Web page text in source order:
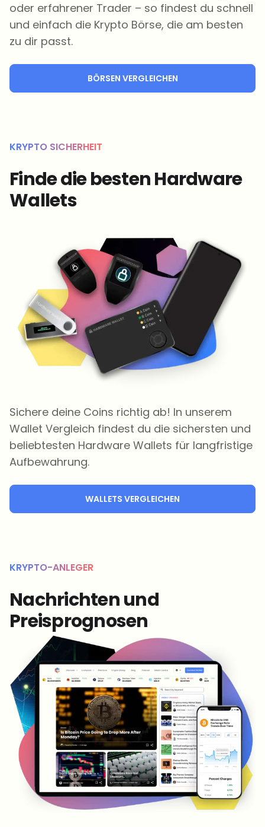
oder erfahrener Trader – so findest du schnell
und einfach die Krypto Börse, die am besten
zu dir passt.
BÖRSEN VERGLEICHEN
KRYPTO SICHERHEIT
Finde die besten Hardware
Wallets
Sichere deine Coins richtig ab! In unserem
Wallet Vergleich findest du die sichersten und
beliebtesten Hardware Wallets für langfristige
Aufbewahrung.
WALLETS VERGLEICHEN
KRYPTO-ANLEGER
Nachrichten und
Preisprognosen